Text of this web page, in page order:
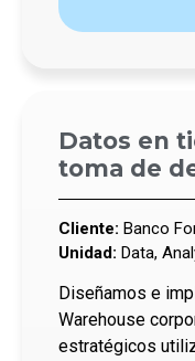
Datos en
toma de
Cliente: Banco
Unidad: Data,
Diseñamos e
Warehouse
estratégicos